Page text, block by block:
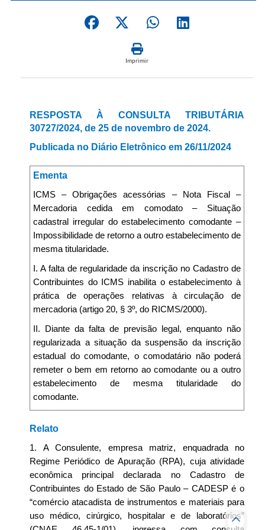
Imprimir
RESPOSTA À CONSULTA TRIBUTÁRIA
30727/2024, de 25 de novembro de 2024.
Publicada no Diário Eletrônico em 26/11/2024
Ementa
ICMS – Obrigações acessórias – Nota Fiscal –
Mercadoria cedida em comodato – Situação
cadastral irregular do estabelecimento comodante –
Impossibilidade de retorno a outro estabelecimento de
mesma titularidade.
I. A falta de regularidade da inscrição no Cadastro de
Contribuintes do ICMS inabilita o estabelecimento à
prática de operações relativas à circulação de
mercadoria (artigo 20, § 3º, do RICMS/2000).
II. Diante da falta de previsão legal, enquanto não
regularizada a situação da suspensão da inscrição
estadual do comodante, o comodatário não poderá
remeter o bem em retorno ao comodante ou a outro
estabelecimento de mesma titularidade do
comodante.
Relato
1. A Consulente, empresa matriz, enquadrada no
Regime Periódico de Apuração (RPA), cuja atividade
econômica principal declarada no Cadastro de
Contribuintes do Estado de São Paulo – CADESP é o
“comércio atacadista de instrumentos e materiais para
uso médico, cirúrgico, hospitalar e de laboratórios”